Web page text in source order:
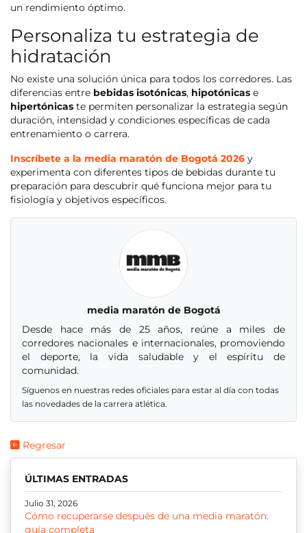
un rendimiento óptimo.
Personaliza tu estrategia de
hidratación
No existe una solución única para todos los corredores. Las
diferencias entre bebidas isotónicas, hipotónicas e
hipertónicas te permiten personalizar la estrategia según
duración, intensidad y condiciones específicas de cada
entrenamiento o carrera.
Inscríbete a la media maratón de Bogotá 2026 y
experimenta con diferentes tipos de bebidas durante tu
preparación para descubrir qué funciona mejor para tu
fisiología y objetivos específicos.
media maratón de Bogotá
Desde hace más de 25 años, reúne a miles de
corredores nacionales e internacionales, promoviendo
el deporte, la vida saludable y el espíritu de
comunidad.
Síguenos en nuestras redes oficiales para estar al día con todas
las novedades de la carrera atlética.
Regresar
ÚLTIMAS ENTRADAS
Julio 31, 2026
Cómo recuperarse después de una media maratón:
guía completa